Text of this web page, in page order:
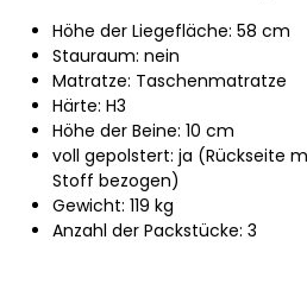
Höhe der Liegefläche: 58 cm
Stauraum: nein
Matratze: Taschenmatratze
Härte: H3
Höhe der Beine: 10 cm
voll gepolstert: ja (Rückseite
Stoff bezogen)
Gewicht: 119 kg
Anzahl der Packstücke: 3